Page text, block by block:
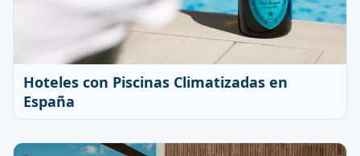
Hoteles con Piscinas Climatizadas en
España